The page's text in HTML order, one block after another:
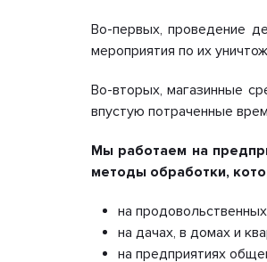
Во-первых, проведение
мероприятия по их
Во-вторых, магазинные
впустую потраченные
Мы работаем на
методы обработки,
на
на дачах, в домах и
на предприятиях